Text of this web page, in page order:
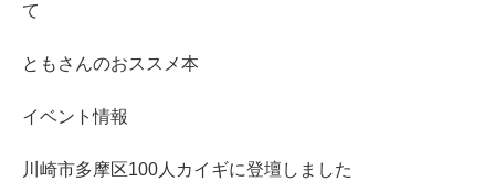
て
ともさんのおススメ本
イベント情報
川崎市多摩区100人カイギに登壇しました